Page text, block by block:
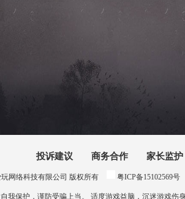
投诉建议 商务合作 家长监护
网络科技有限公司 版权所有 粤ICP备15102569号
我保护，谨防受骗上当。 适度游戏益脑，沉迷游戏伤